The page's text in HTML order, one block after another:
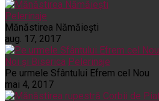
Pelerinaje
Mănăstirea Nămăiești
aug. 17, 2017
Noi și Biserica Pelerinaje
Pe urmele Sfântului Efrem cel Nou
mai 4, 2017